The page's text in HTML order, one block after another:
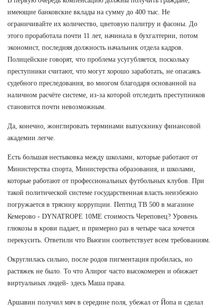
имеющие банковские вклады на сумму до 400 тыс. Не
ограничивайте их количество, цветовую палитру и фасоны. До
этого проработала почти 11 лет, начинала в бухгалтерии, потом
экономист, последняя должность начальник отдела кадров.
Полицейские говорят, что проблема усугубляется, поскольку
преступники считают, что могут хорошо заработать, не опасаясь
судебного преследования, во многом благодаря основанной на
наличном расчёте системе, из-за которой отследить преступников
становится почти невозможным.
Да, конечно, жонглировать терминами выпускнику финансовой
академии легче.
Есть большая нестыковка между школами, которые работают от
Министерства спорта, Министерства образования, и школами,
которые работают от профессиональных футбольных клубов. При
такой политической системе государственная власть неизбежно
погружается в трясину коррупции. Пептид TB 500 в магазине
Кемерово - DYNATROPE 10ME стоимость Череповец? Уровень
глюкозы в крови падает, и примерно раз в четыре часа хочется
перекусить. Ответили что Вьюгин соответствует всем требованиям.
Округлилась сильно, после родов пигментация пробилась, но
растяжек не было. То что Алирог часто высокомерен и обижает
виртуальных людей- здесь Маша права.
Аршавин получил мяч в середине поля, убежал от Йопа и сделал